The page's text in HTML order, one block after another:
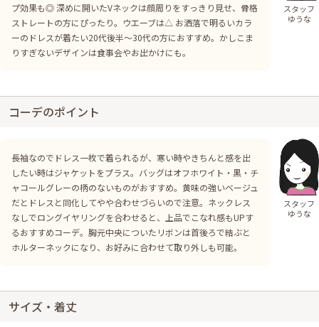
プ効果も◎ 深めに開いたVネックは顔周りをすっきり見せ、骨格
ストレートの方にぴったり。ウエーブは△ お洒落で明るいカラ
ーのドレスが着たい20代後半〜30代の方におすすめ。かしこま
りすぎないデザインは食事会やお出かけにも。
スタッフ
ゆうな
コーデのポイント
長袖なのでドレス一枚で着られるが、寒い時やきちんと感を出
したい時はジャケットをプラス。バッグはオフホワイト・黒・チ
ャコールグレーの柄のないものがおすすめ。黄味の強いベージュ
だとドレスと同化してやや合わせづらいので注意。ネックレス
なしでロングイヤリングを合わせると、上品でこなれ感もUPす
るおすすめコーデ。胸元中央についたリボンは首後ろで結ぶと
ホルターネックになり、お好みに合わせて取り外しも可能。
スタッフ
ゆうな
サイズ・着丈